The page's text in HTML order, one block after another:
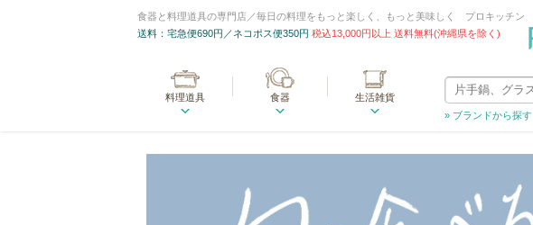
食器と料理道具の専門店／毎日の料理をもっと楽しく、もっと美味しく プロキッチン
送料：宅急便690円／ネコポス便350円 税込13,000円以上 送料無料(沖縄県を除く)
料理道具 食器
生活雑貨
» ブランドから探す